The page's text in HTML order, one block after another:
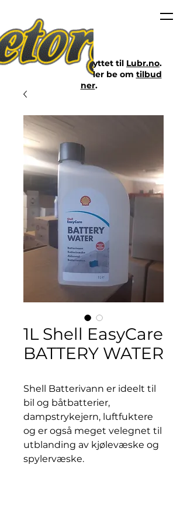
1L Shell EasyCare
BATTERY WATER
Shell Batterivann er ideelt til
bil og båtbatterier,
dampstrykejern, luftfuktere
og er også meget velegnet til
utblanding av kjølevæske og
spylervæske.
Nettbutikken er flyttet til Lubr.no.
Klikk på lenken eller be om tilbud
her.